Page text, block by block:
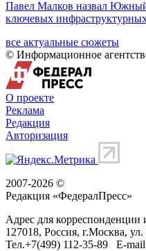
Павел Малков назвал
ключевых
все актуальные сюжеты
© Информационное
О проекте
Реклама
Редакция
Авторизация
2007-2026 ©
Редакция «ФедералПресс»
Адрес для корреспонденции
127018, Россия, г.Москва, ул.
Тел.+7(499) 112-35-89 E-